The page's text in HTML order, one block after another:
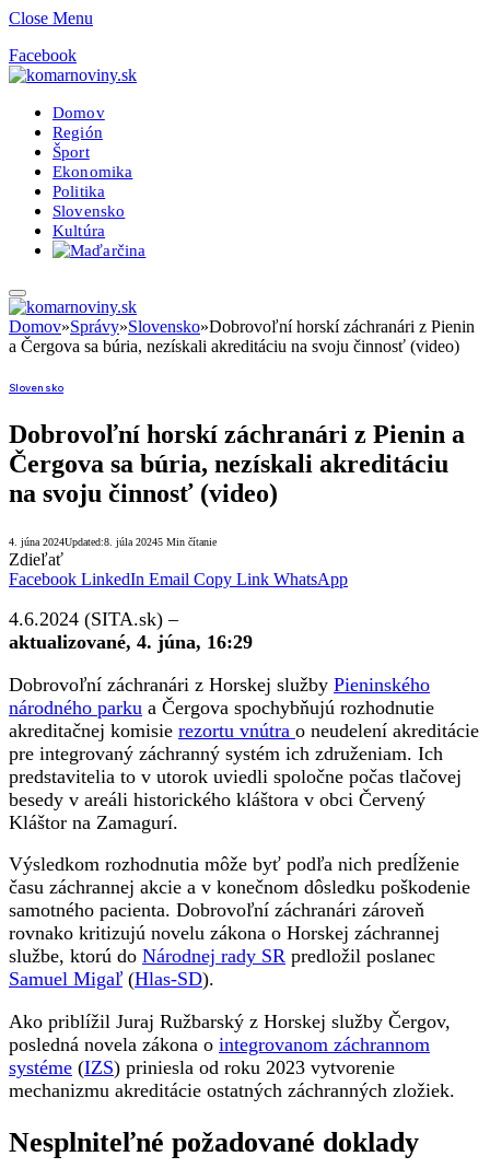
Close Menu
Facebook
Domov
Región
Šport
Ekonomika
Politika
Slovensko
Kultúra
Domov»Správy»Slovensko»Dobrovoľní horskí záchranári z Pienin
a Čergova sa búria, nezískali akreditáciu na svoju činnosť (video)
Slovensko
Dobrovoľní horskí záchranári z Pienin a
Čergova sa búria, nezískali akreditáciu
na svoju činnosť (video)
4. júna 2024Updated:8. júla 20245 Min čítanie
Zdieľať
Facebook LinkedIn Email Copy Link WhatsApp
4.6.2024 (SITA.sk) –
aktualizované, 4. júna, 16:29
Dobrovoľní záchranári z Horskej služby Pieninského
národného parku a Čergova spochybňujú rozhodnutie
akreditačnej komisie rezortu vnútra o neudelení akreditácie
pre integrovaný záchranný systém ich združeniam. Ich
predstavitelia to v utorok uviedli spoločne počas tlačovej
besedy v areáli historického kláštora v obci Červený
Kláštor na Zamagurí.
Výsledkom rozhodnutia môže byť podľa nich predĺženie
času záchrannej akcie a v konečnom dôsledku poškodenie
samotného pacienta. Dobrovoľní záchranári zároveň
rovnako kritizujú novelu zákona o Horskej záchrannej
službe, ktorú do Národnej rady SR predložil poslanec
Samuel Migaľ (Hlas-SD).
Ako priblížil Juraj Ružbarský z Horskej služby Čergov,
posledná novela zákona o integrovanom záchrannom
systéme (IZS) priniesla od roku 2023 vytvorenie
mechanizmu akreditácie ostatných záchranných zložiek.
Nesplniteľné požadované doklady